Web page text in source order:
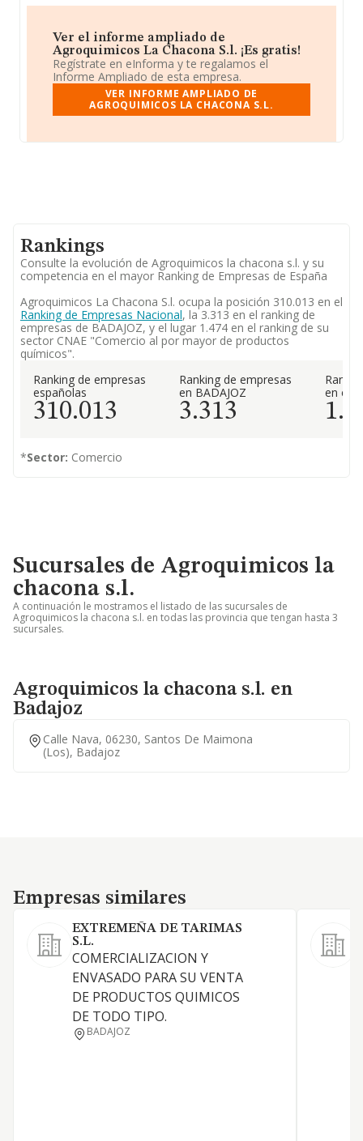
Ver el informe ampliado de
Agroquimicos La Chacona S.l. ¡Es gratis!
Regístrate en eInforma y te regalamos el
Informe Ampliado de esta empresa.
VER INFORME AMPLIADO DE
AGROQUIMICOS LA CHACONA S.L.
Rankings
Consulte la evolución de Agroquimicos la chacona s.l. y su
competencia en el mayor Ranking de Empresas de España
Agroquimicos La Chacona S.l. ocupa la posición 310.013 en el
Ranking de Empresas Nacional, la 3.313 en el ranking de
empresas de BADAJOZ, y el lugar 1.474 en el ranking de su
sector CNAE "Comercio al por mayor de productos
químicos".
Ranking de empresas
españolas
310.013
Ranking de empresas
en BADAJOZ
3.313
en el
*Sector: Comercio
Sucursales de Agroquimicos la
chacona s.l.
A continuación le mostramos el listado de las sucursales de
Agroquimicos la chacona s.l. en todas las provincia que tengan hasta 3
sucursales.
Agroquimicos la chacona s.l. en
Badajoz
Calle Nava, 06230, Santos De Maimona
(los), Badajoz
Empresas similares
Empresas similares
EXTREMEÑA DE TARIMAS
S.L.
COMERCIALIZACION Y
ENVASADO PARA SU VENTA
DE PRODUCTOS QUIMICOS
DE TODO TIPO.
BADAJOZ